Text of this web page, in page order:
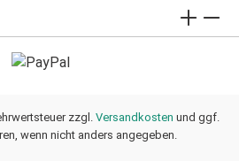
zzgl.Versandkosten und ggf.
wenn nicht anders angegeben.